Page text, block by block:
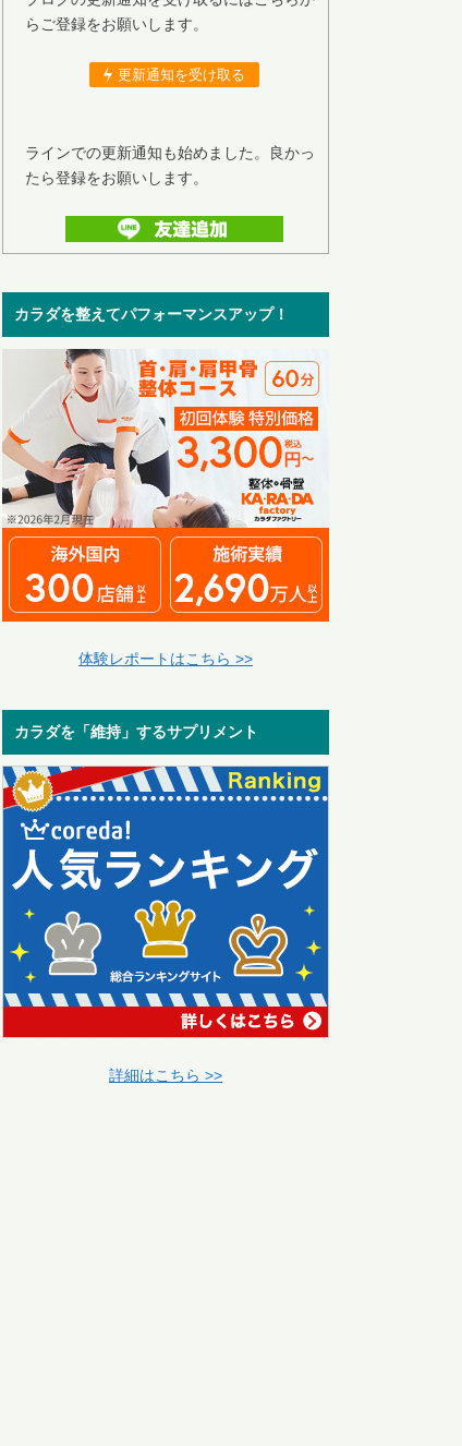
らご登録をお願いします。
更新通知を受け取る
ラインでの更新通知も始めました。良かっ
たら登録をお願いします。
カラダを整えてパフォーマンスアップ！
体験レポートはこちら >>
カラダを「維持」するサプリメント
詳細はこちら >>